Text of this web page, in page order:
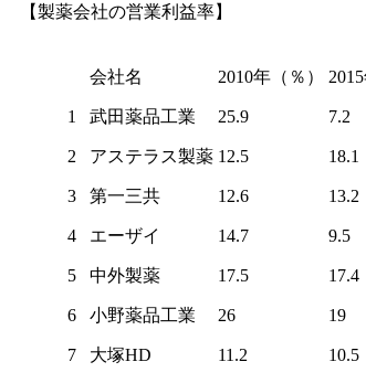
【製薬会社の営業利益率】
会社名 2010年（％）
1 武田薬品工業 25.9 7.2
2 アステラス製薬 12.5 18.1
3 第一三共 12.6 13.2
4 エーザイ 14.7 9.5
5 中外製薬 17.5 17.4
6 小野薬品工業 26 19
7 大塚HD 11.2 10.5